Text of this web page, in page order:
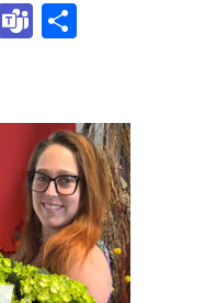
Telegram
Teams